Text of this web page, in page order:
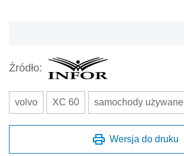
Źródło:
volvo XC 60 samochody używane
Wersja do druku